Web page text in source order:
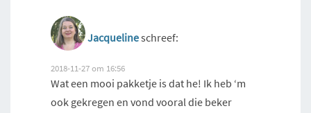
Jacquelineschreef:
2018-11-27 om 16:56
Wat een mooi pakketje is dat he! Ik heb ‘m
ook gekregen en vond vooral die beker